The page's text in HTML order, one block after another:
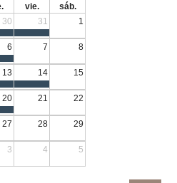
vie.
sáb.
30 31 1
6 7 8
13 14 15
20 21 22
27 28 29
3 4 5